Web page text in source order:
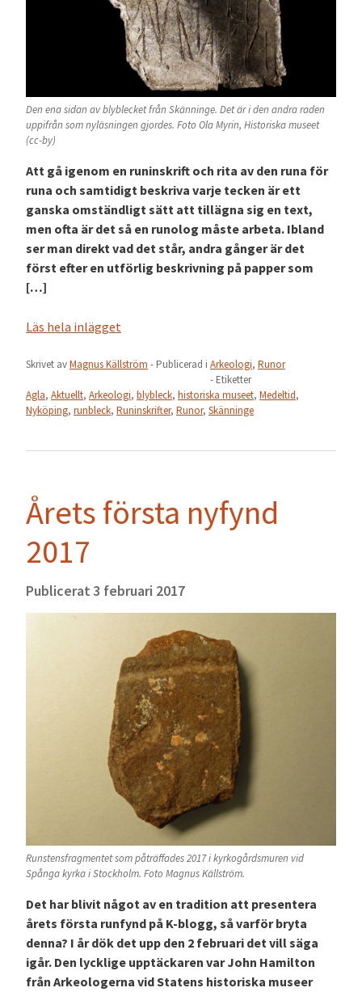
Den ena sidan av blyblecket från Skänninge. Det är i den andra raden
uppifrån som nyläsningen gjordes. Foto Ola Myrin, Historiska museet
(cc-by)
Att gå igenom en runinskrift och rita av den runa för
runa och samtidigt beskriva varje tecken är ett
ganska omständligt sätt att tillägna sig en text,
men ofta är det så en runolog måste arbeta. Ibland
ser man direkt vad det står, andra gånger är det
först efter en utförlig beskrivning på papper som
[…]
Läs hela inlägget
Skrivet avMagnus Källström - Publicerad i Arkeologi, Runor
- Etiketter
Agla, Aktuellt, Arkeologi, blybleck, historiska museet, Medeltid,
Nyköping, runbleck, Runinskrifter, Runor, Skänninge
Årets första nyfynd
2017
Publicerat3 februari 2017
Runstensfragmentet som påträffades 2017 i kyrkogårdsmuren vid
Spånga kyrka i Stockholm. Foto Magnus Källström.
Det har blivit något av en tradition att presentera
årets första runfynd på K-blogg, så varför bryta
denna? I år dök det upp den 2 februari det vill säga
igår. Den lycklige upptäckaren var John Hamilton
från Arkeologerna vid Statens historiska museer